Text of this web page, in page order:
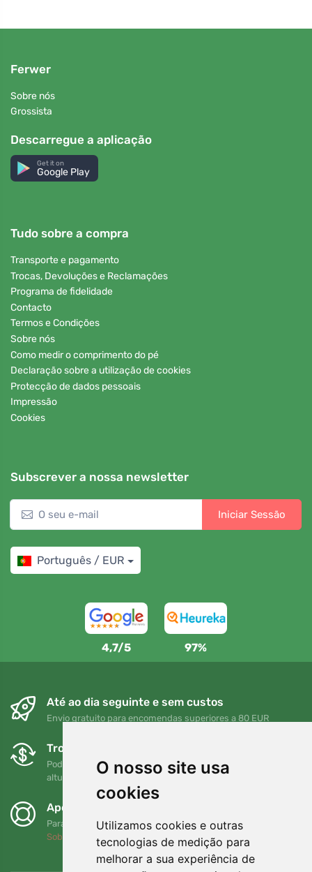
O nosso site usa
cookies
Utilizamos cookies e outras
tecnologias de medição para
melhorar a sua experiência de
Ferwer
Sobre nós
Grossista
Descarregue a aplicação
Get it on
Google Play
Tudo sobre a compra
Transporte e pagamento
Trocas, Devoluções e Reclamações
Programa de fidelidade
Contacto
Termos e Condições
Sobre nós
Como medir o comprimento do pé
Declaração sobre a utilização de cookies
Protecção de dados pessoais
Impressão
Cookies
Subscrever a nossa newsletter
Iniciar Sessão
Português / EUR
4,7/5 97%
Até ao dia seguinte e sem custos
Envio gratuito para encomendas superiores a 80 EUR
Trocas e devoluções gratuitas
Pode devolver ou trocar a sua encomenda em qualquer
altura no prazo de 90 dias
Apoiamos a Trees.org
Para cada encomenda plantamos uma árvore! Leia mais
Sobre nós